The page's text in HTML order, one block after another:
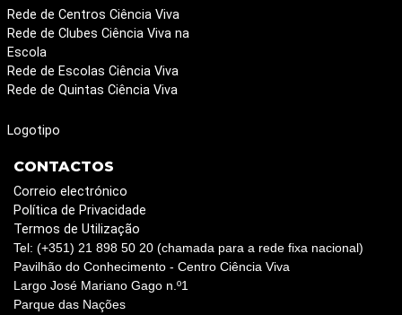
Rede de Centros Ciência Viva
Rede de Clubes Ciência Viva na
Escola
Rede de Escolas Ciência Viva
Rede de Quintas Ciência Viva
Logotipo
CONTACTOS
Correio electrónico
Política de Privacidade
Termos de Utilização
Tel: (+351) 21 898 50 20 (chamada para a rede fixa nacional)
Pavilhão do Conhecimento - Centro Ciência Viva
Largo José Mariano Gago n.º1
Parque das Nações